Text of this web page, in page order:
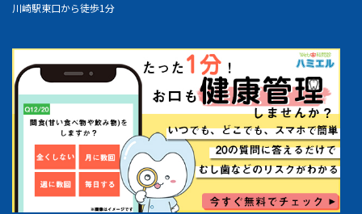
川崎駅東口から徒歩1分